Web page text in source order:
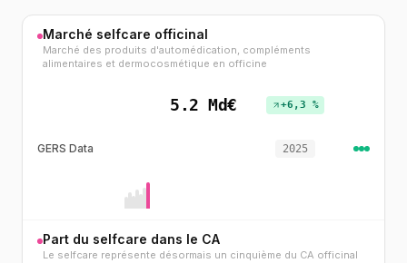
Marché selfcare officinal
Marché des produits d'automédication, compléments
alimentaires et dermocosmétique en officine
5.2 Md€ +6,3 %
GERS Data 2025
Part du selfcare dans le CA
Le selfcare représente désormais un cinquième du CA officinal